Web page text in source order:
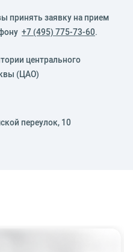
принять заявку на прием
+7 (495) 775-73-60.
центрального
(ЦАО)
переулок, 10